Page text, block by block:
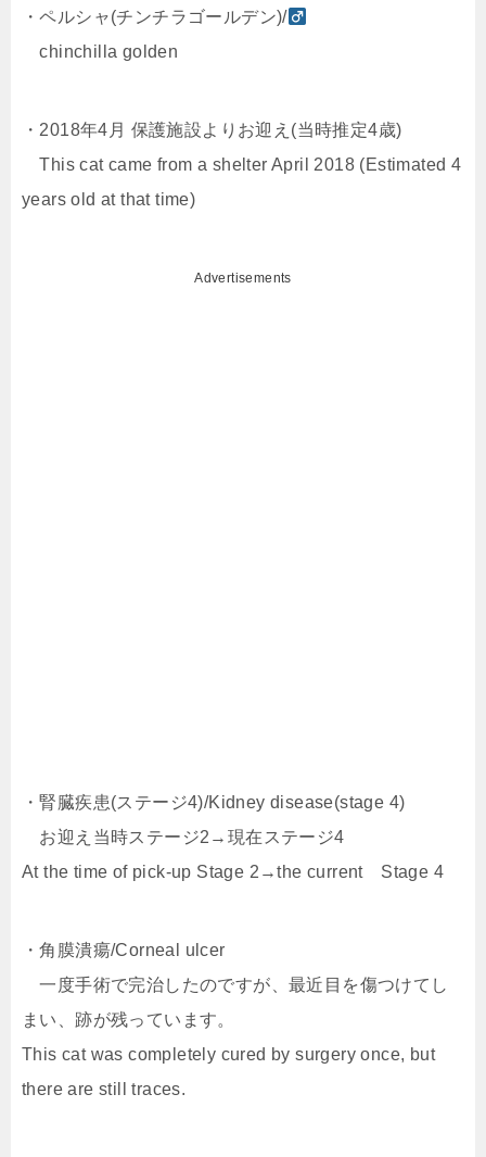
・ペルシャ(チンチラゴールデン)/
chinchilla golden
・2018年4月 保護施設よりお迎え(当時推定4歳)
This cat came from a shelter April 2018 (Estimated 4
years old at that time)
Advertisements
・腎臓疾患(ステージ4)/Kidney disease(stage 4)
お迎え当時ステージ2→現在ステージ4
At the time of pick-up Stage 2→the current Stage 4
・角膜潰瘍/Corneal ulcer
一度手術で完治したのですが、最近目を傷つけてし
まい、跡が残っています。
This cat was completely cured by surgery once, but
there are still traces.